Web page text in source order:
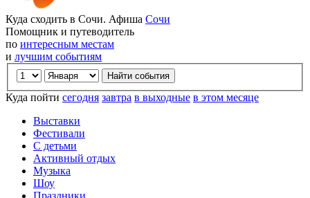
Куда сходить в Сочи. Афиша Сочи
Помощник и путеводитель
по интересным местам
и лучшим событиям
Куда пойти сегодня завтра в выходные в этом месяце
Выставки
Фестивали
С детьми
Активный отдых
Музыка
Шоу
Праздники